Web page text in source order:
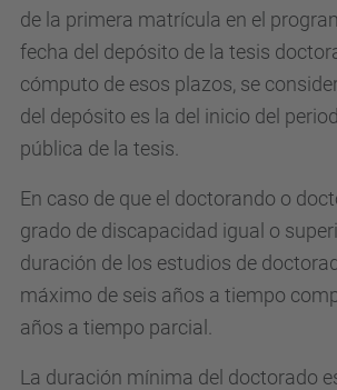
de la primera matrícula en el
fecha del depósito de la tesis
cómputo de esos plazos, se
del depósito es la del inicio del
pública de la tesis.
En caso de que el doctorando o
grado de discapacidad igual o
duración de los estudios de
máximo de seis años a tiempo
años a tiempo parcial.
La duración mínima del doctorado